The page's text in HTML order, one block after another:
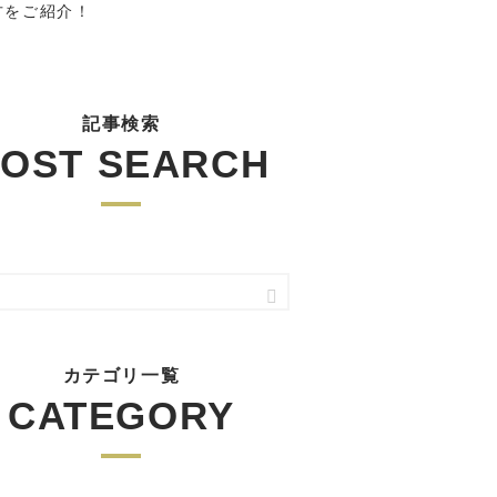
ご紹介！
記事検索
SEARCH
カテゴリ一覧
CATEGORY